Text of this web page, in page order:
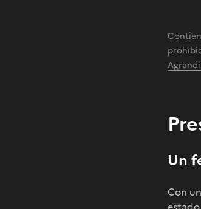
Un
Con